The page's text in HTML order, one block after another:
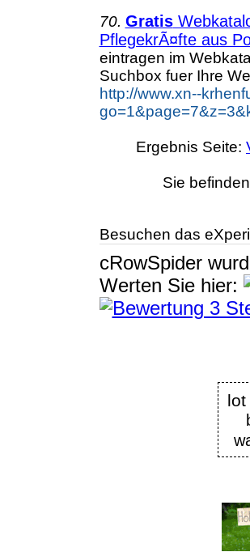
70. Gratis
PflegekrÃ¤fte aus
eintragen im
Suchbox fuer Ihre
http://www.xn--
Ergebnis Seite:
Sie
Besuchen das
cRowSpider
Werten Sie hier: